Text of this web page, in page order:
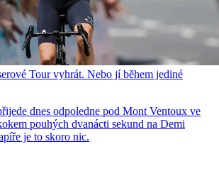
Tour vyhrát. Nebo jí během jediné
dnes odpoledne pod Mont Ventoux ve
pouhých dvanácti sekund na Demi
je to skoro nic.